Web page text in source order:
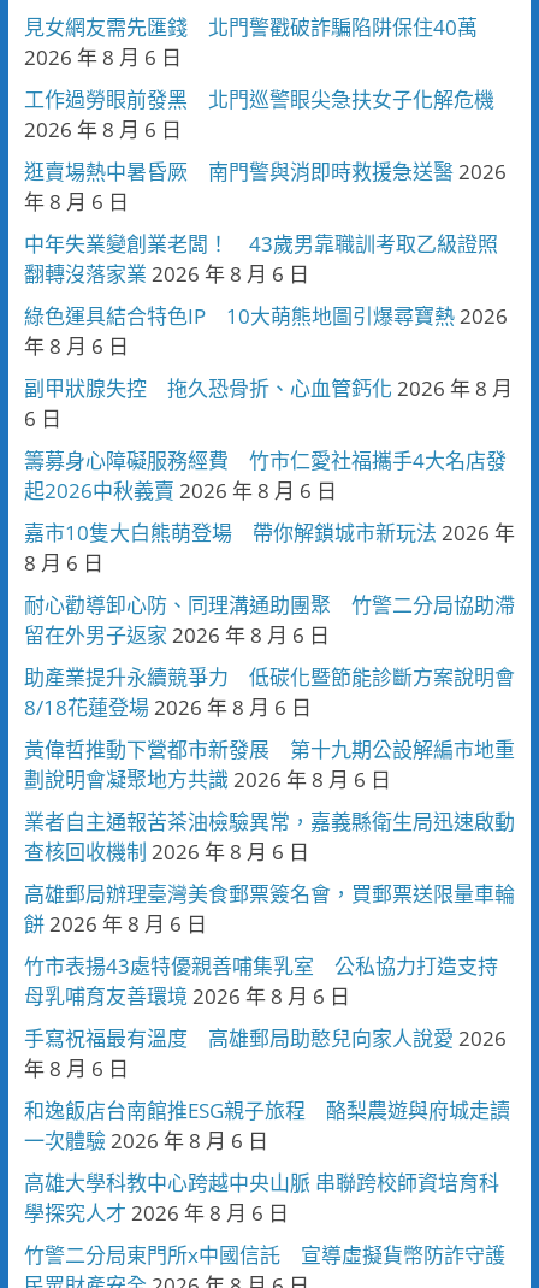
見女網友需先匯錢 北門警戳破詐騙陷阱保住40萬
2026 年 8 月 6 日
工作過勞眼前發黑 北門巡警眼尖急扶女子化解危機
2026 年 8 月 6 日
逛賣場熱中暑昏厥 南門警與消即時救援急送醫 2026
年 8 月 6 日
中年失業變創業老闆！ 43歲男靠職訓考取乙級證照
翻轉沒落家業 2026 年 8 月 6 日
綠色運具結合特色IP 10大萌熊地圖引爆尋寶熱 2026
年 8 月 6 日
副甲狀腺失控 拖久恐骨折、心血管鈣化 2026 年 8 月
6 日
籌募身心障礙服務經費 竹市仁愛社福攜手4大名店發
起2026中秋義賣 2026 年 8 月 6 日
嘉市10隻大白熊萌登場 帶你解鎖城市新玩法 2026 年
8 月 6 日
耐心勸導卸心防、同理溝通助團聚 竹警二分局協助滯
留在外男子返家 2026 年 8 月 6 日
助產業提升永續競爭力 低碳化暨節能診斷方案說明會
8/18花蓮登場 2026 年 8 月 6 日
黃偉哲推動下營都市新發展 第十九期公設解編市地重
劃說明會凝聚地方共識 2026 年 8 月 6 日
業者自主通報苦茶油檢驗異常，嘉義縣衛生局迅速啟動
查核回收機制 2026 年 8 月 6 日
高雄郵局辦理臺灣美食郵票簽名會，買郵票送限量車輪
餅 2026 年 8 月 6 日
竹市表揚43處特優親善哺集乳室 公私協力打造支持
母乳哺育友善環境 2026 年 8 月 6 日
手寫祝福最有溫度 高雄郵局助憨兒向家人說愛 2026
年 8 月 6 日
和逸飯店台南館推ESG親子旅程 酪梨農遊與府城走讀
一次體驗 2026 年 8 月 6 日
高雄大學科教中心跨越中央山脈 串聯跨校師資培育科
學探究人才 2026 年 8 月 6 日
竹警二分局東門所x中國信託 宣導虛擬貨幣防詐守護